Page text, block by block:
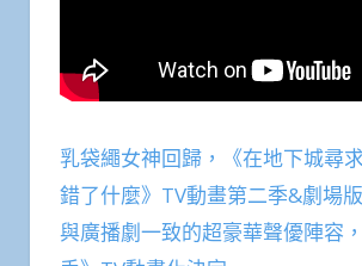
乳袋繩女神回歸，《在地下城尋
錯了什麼》TV動畫第二季&劇場
與廣播劇一致的超豪華聲優陣容